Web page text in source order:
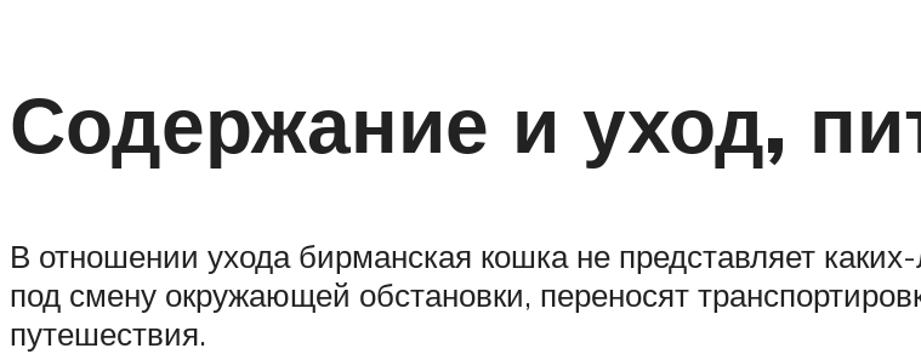
Содержание и уход,
В отношении ухода бирманская кошка не представляет
под смену окружающей обстановки, переносят
путешествия.